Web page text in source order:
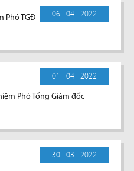
06 - 04 - 2022
Phó TGĐ
01 - 04 - 2022
Phó Tổng Giám đốc
30 - 03 - 2022